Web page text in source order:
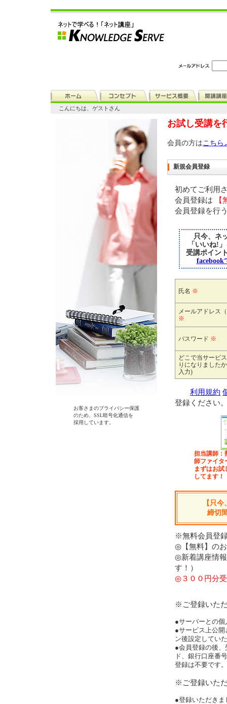
こんにちは、ゲストさん
お客さまのプライバシー保護
のため、SSL暗号化通信を
採用しています。
お試し受講を
会員の方はこちら
新規会員登録
初めてご利用
会員登録は 【
会員登録を行
只今、ネ
「いいね!
受講ポイン
facebook
氏名 ※
メールアドレス
※
パスワード ※
どこで当サービ
りになりました
入力)
利用規約
登録ください
担当講師：
師ファイタ
まずはお試
してます！
【只
締切
※無料会員登
◎【無料】の
◎新着講座情
す！）
◎３００円分
※ご登録いた
●サーバーとの個
●サービス上公
ン後設定してい
●会員登録の後
ド、銀行口座番
登録は不要です。
※ご登録いた
●登録いただき